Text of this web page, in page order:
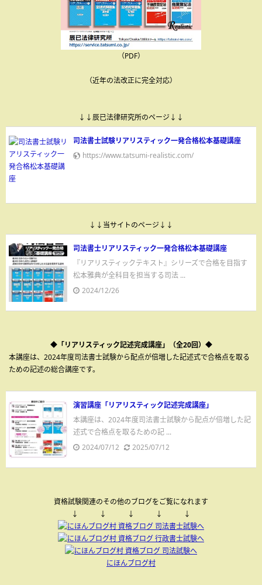
（PDF）
（近年の法改正に完全対応）
↓↓辰已法律研究所のページ↓↓
司法書士試験リアリスティック一発合格松本基礎講座
https://www.tatsumi-realistic.com/
↓↓当サイトのページ↓↓
司法書士リアリスティック一発合格松本基礎講座
『リアリスティックテキスト』シリーズで合格を目指す
松本雅典が全科目を担当する司法 ...
2024/12/26
◆「リアリスティック記述完成講座」（全20回）◆
本講座は、2024年度司法書士試験から配点が倍増した記述式で合格点を取る
ための記述の総合講座です。
演習講座「リアリスティック記述完成講座」
本講座は、2024年度司法書士試験から配点が倍増した記
述式で合格点を取るための記 ...
2024/07/12
2025/07/12
資格試験関連のその他のブログをご覧になれます
↓ ↓ ↓ ↓ ↓
にほんブログ村